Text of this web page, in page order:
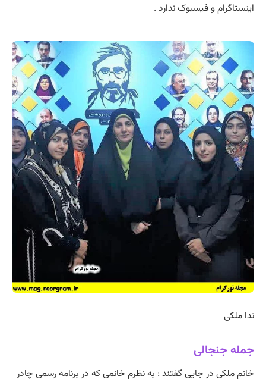
اینستاگرام و فیسبوک ندارد .
ندا ملکی
جمله جنجالی
خانم ملکی در جایی گفتند : به نظرم خانمی که در برنامه رسمی چادر